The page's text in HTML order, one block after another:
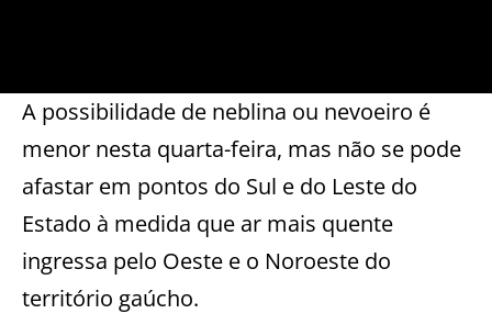
A possibilidade de neblina ou nevoeiro é
menor nesta quarta-feira, mas não se pode
afastar em pontos do Sul e do Leste do
Estado à medida que ar mais quente
ingressa pelo Oeste e o Noroeste do
território gaúcho.